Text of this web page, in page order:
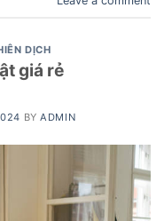
DỊCH
giá rẻ
BYADMIN